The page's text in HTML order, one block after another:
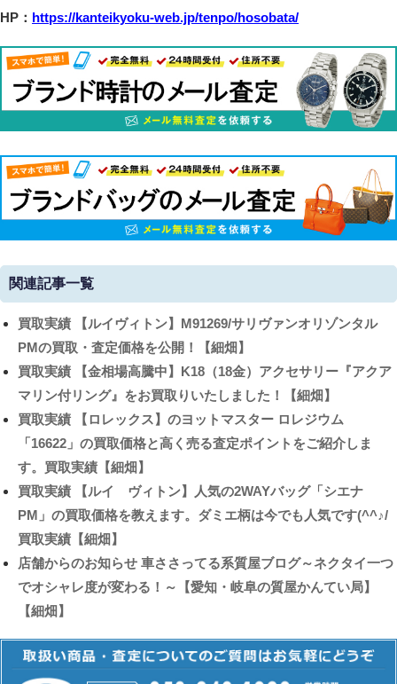
HP： https://kanteikyoku-web.jp/tenpo/hosobata/
関連記事一覧
買取実績 【ルイヴィトン】M91269/サリヴァンオリゾンタル
PMの買取・査定価格を公開！【細畑】
買取実績 【金相場高騰中】K18（18金）アクセサリー『アクア
マリン付リング』をお買取りいたしました！【細畑】
買取実績 【ロレックス】のヨットマスター ロレジウム
「16622」の買取価格と高く売る査定ポイントをご紹介しま
す。買取実績【細畑】
買取実績 【ルイ ヴィトン】人気の2WAYバッグ「シエナ
PM」の買取価格を教えます。ダミエ柄は今でも人気です(^^♪/
買取実績【細畑】
店舗からのお知らせ 車ささってる系質屋ブログ～ネクタイ一つ
でオシャレ度が変わる！～【愛知・岐阜の質屋かんてい局】
【細畑】